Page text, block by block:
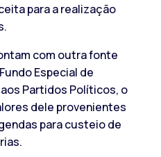
para a realização
com outra fonte
Especial de
Partidos Políticos, o
dele provenientes
para custeio de